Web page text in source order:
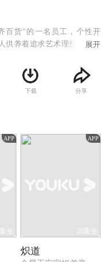
百货”的一名员工，个性开
供养着追求艺术理想却同样
设计师齐唐，齐唐意外发现
招她进入自己的公司。叶昭
的不同渐行渐远，最终以分
。经历种种磨砺的众人，最
展开
下载 分享
APP
全
APP
26集全
炽道